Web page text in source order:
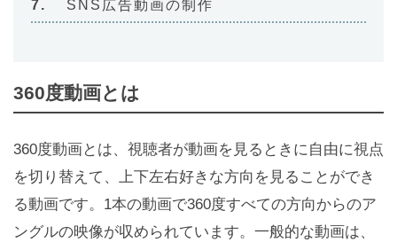
SNS広告動画の制作
360度動画とは
360度動画とは、視聴者が動画を見るときに自由に視点
を切り替えて、上下左右好きな方向を見ることができ
る動画です。1本の動画で360度すべての方向からのア
ングルの映像が収められています。一般的な動画は、